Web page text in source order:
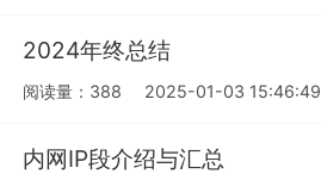
2024年终总结
阅读量：388 2025-01-03 15:46:49
内网IP段介绍与汇总